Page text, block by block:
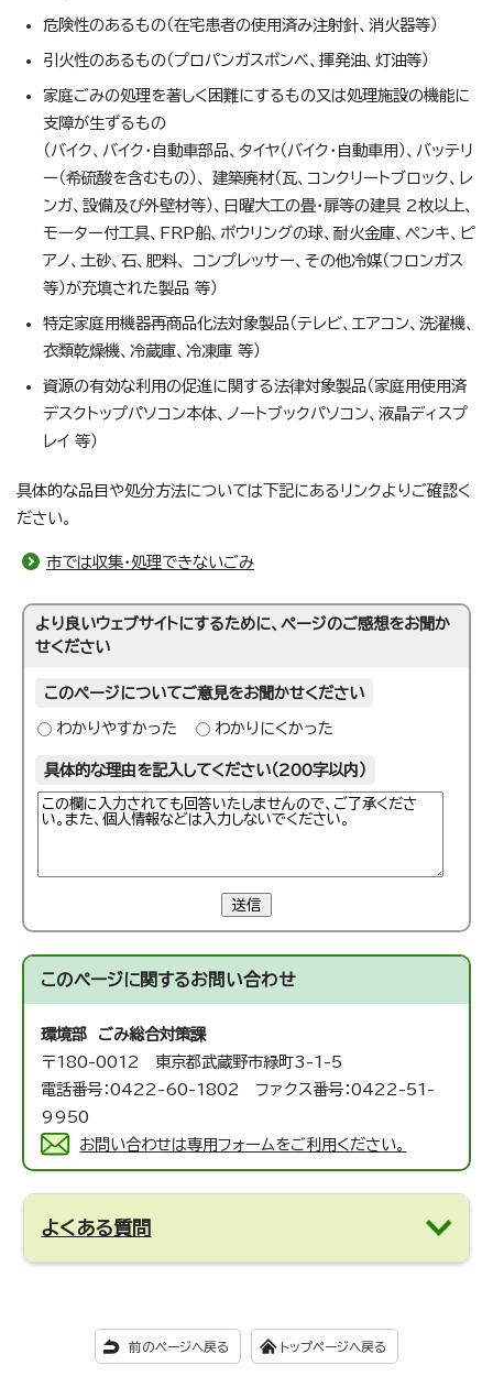
危険性のあるもの（在宅患者の使用済み注射針、消火器等）
引火性のあるもの（プロパンガスボンベ、揮発油、灯油等）
家庭ごみの処理を著しく困難にするもの又は処理施設の機能に
支障が生ずるもの
（バイク、バイク・自動車部品、タイヤ（バイク・自動車用）、バッテリ
ー（希硫酸を含むもの）、 建築廃材（瓦、コンクリートブロック、レ
ンガ、設備及び外壁材等）、日曜大工の畳・扉等の建具 2枚以上、
モーター付工具、FRP船、ボウリングの球、耐火金庫、ペンキ、ピ
アノ、土砂、石、肥料、 コンプレッサー、その他冷媒（フロンガス
等）が充填された製品 等）
特定家庭用機器再商品化法対象製品（テレビ、エアコン、洗濯機、
衣類乾燥機、冷蔵庫、冷凍庫 等）
資源の有効な利用の促進に関する法律対象製品（家庭用使用済
デスクトップパソコン本体、ノートブックパソコン、液晶ディスプ
レイ 等）
具体的な品目や処分方法については下記にあるリンクよりご確認く
ださい。
市では収集・処理できないごみ
より良いウェブサイトにするために、ページのご感想をお聞か
せください
このページについてご意見をお聞かせください
わかりやすかった わかりにくかった
具体的な理由を記入してください（200字以内）
送信
このページに関するお問い合わせ
環境部 ごみ総合対策課
〒180-0012 東京都武蔵野市緑町3-1-5
電話番号：0422-60-1802 ファクス番号：0422-51-
9950
お問い合わせは専用フォームをご利用ください。
よくある質問
前のページへ戻る トップページへ戻る